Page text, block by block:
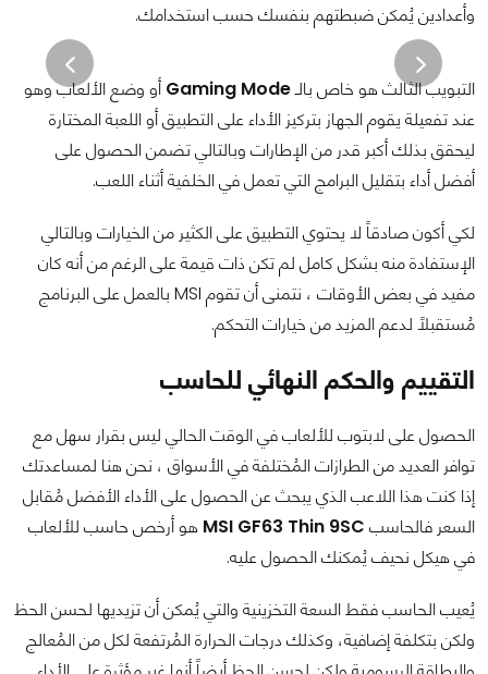
وأعدادين يُمكن ضبطتهم بنفسك حسب استخدامك.
التبويب الثالث هو خاص بالـGaming Mode أو وضع الألعاب وهو
عند تفعيلة يقوم الجهاز بتركيز الأداء على التطبيق أو اللعبة المختارة
ليحقق بذلك أكبر قدر من الإطارات وبالتالي تضمن الحصول على
أفضل أداء بتقليل البرامج التي تعمل في الخلفية أثناء اللعب.
لكي أكون صادقاً لا يحتوي التطبيق على الكثير من الخيارات وبالتالي
الإستفادة منه بشكل كامل لم تكن ذات قيمة على الرغم من أنه كان
مفيد في بعض الأوقات ، نتمنى أن تقوم MSI بالعمل على البرنامج
مُستقبلاً لدعم المزيد من خيارات التحكم.
التقييم والحكم النهائي للحاسب
الحصول على لابتوب للألعاب في الوقت الحالي ليس بقرار سهل مع
توافر العديد من الطرازات المُختلفة في الأسواق ، نحن هنا لمساعدتك
إذا كنت هذا اللاعب الذي يبحث عن الحصول على الأداء الأفضل مُقابل
السعر فالحاسب MSI GF63 Thin 9SC هو أرخص حاسب للألعاب
في هيكل نحيف يُمكنك الحصول عليه.
يُعيب الحاسب فقط السعة التخزينية والتي يُمكن أن تزيديها لحسن الحظ
ولكن بتكلفة إضافية، وكذلك درجات الحرارة المُرتفعة لكل من المُعالج